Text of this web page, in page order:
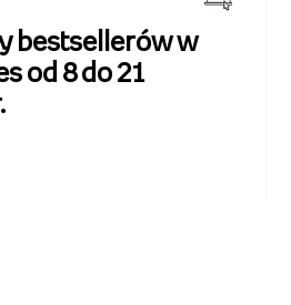
bestsellerów w
od 8 do 21